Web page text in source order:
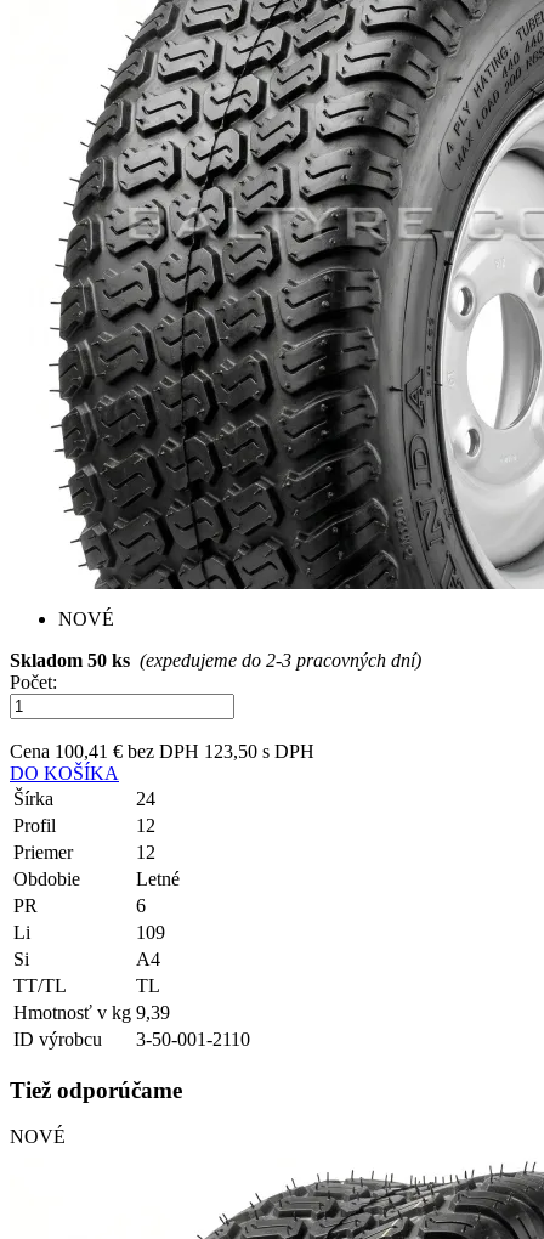
NOVÉ
Skladom 50 ks (expedujeme do 2-3 pracovných dní)
Počet:
Cena 100,41 € bez DPH 123,50 s DPH
DO KOŠÍKA
Šírka
24
Profil
12
Priemer
12
Obdobie
Letné
PR
6
Li
109
Si
A4
TT/TL
TL
Hmotnosť v kg 9,39
ID výrobcu
3-50-001-2110
Tiež odporúčame
NOVÉ